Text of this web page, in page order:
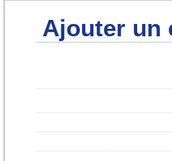
Ajouter un